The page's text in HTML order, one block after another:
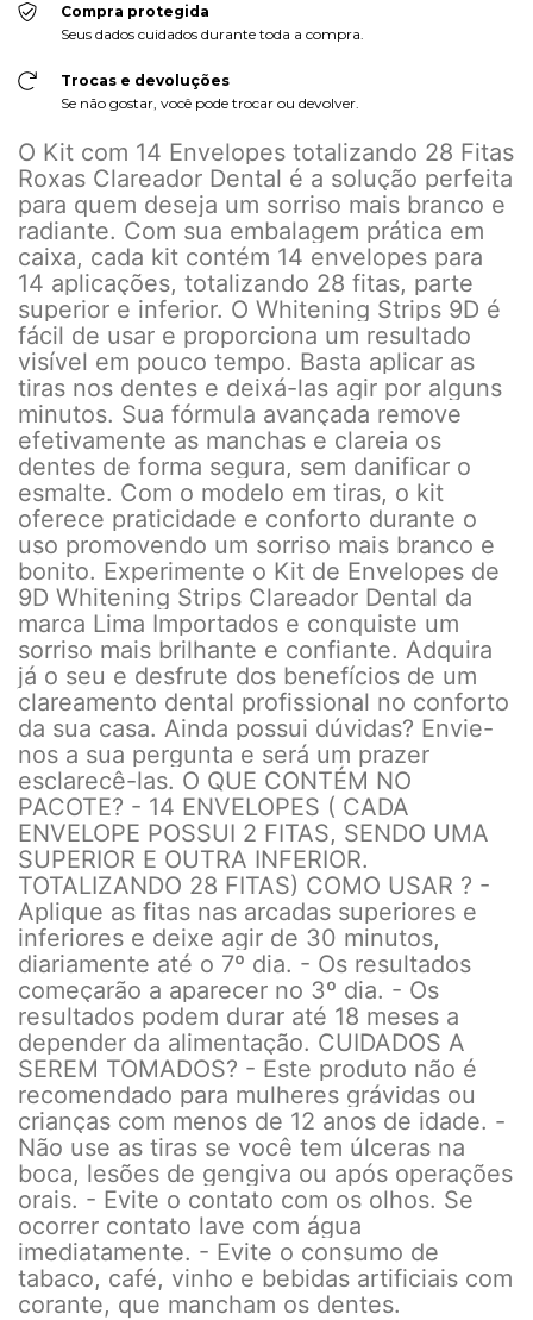
Compra protegida
Seus dados cuidados durante toda a compra.
Trocas e devoluções
Se não gostar, você pode trocar ou devolver.
O Kit com 14 Envelopes totalizando 28 Fitas
Roxas Clareador Dental é a solução perfeita
para quem deseja um sorriso mais branco e
radiante. Com sua embalagem prática em
caixa, cada kit contém 14 envelopes para
14 aplicações, totalizando 28 fitas, parte
superior e inferior. O Whitening Strips 9D é
fácil de usar e proporciona um resultado
visível em pouco tempo. Basta aplicar as
tiras nos dentes e deixá-las agir por alguns
minutos. Sua fórmula avançada remove
efetivamente as manchas e clareia os
dentes de forma segura, sem danificar o
esmalte. Com o modelo em tiras, o kit
oferece praticidade e conforto durante o
uso promovendo um sorriso mais branco e
bonito. Experimente o Kit de Envelopes de
9D Whitening Strips Clareador Dental da
marca Lima Importados e conquiste um
sorriso mais brilhante e confiante. Adquira
já o seu e desfrute dos benefícios de um
clareamento dental profissional no conforto
da sua casa. Ainda possui dúvidas? Envie-
nos a sua pergunta e será um prazer
esclarecê-las. O QUE CONTÉM NO
PACOTE? - 14 ENVELOPES ( CADA
ENVELOPE POSSUI 2 FITAS, SENDO UMA
SUPERIOR E OUTRA INFERIOR.
TOTALIZANDO 28 FITAS) COMO USAR ? -
Aplique as fitas nas arcadas superiores e
inferiores e deixe agir de 30 minutos,
diariamente até o 7º dia. - Os resultados
começarão a aparecer no 3º dia. - Os
resultados podem durar até 18 meses a
depender da alimentação. CUIDADOS A
SEREM TOMADOS? - Este produto não é
recomendado para mulheres grávidas ou
crianças com menos de 12 anos de idade. -
Não use as tiras se você tem úlceras na
boca, lesões de gengiva ou após operações
orais. - Evite o contato com os olhos. Se
ocorrer contato lave com água
imediatamente. - Evite o consumo de
tabaco, café, vinho e bebidas artificiais com
corante, que mancham os dentes.